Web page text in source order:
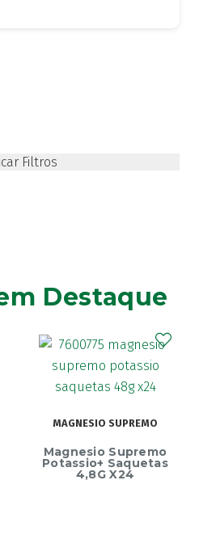
Destaque
MAGNESIO SUPREMO
Magnesio Supremo
Potassio+ Saquetas
4,8G X24